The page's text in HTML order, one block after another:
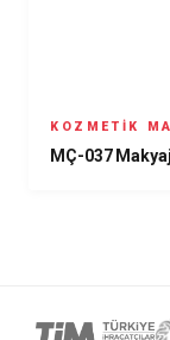
KOZMETIK
MÇ-037